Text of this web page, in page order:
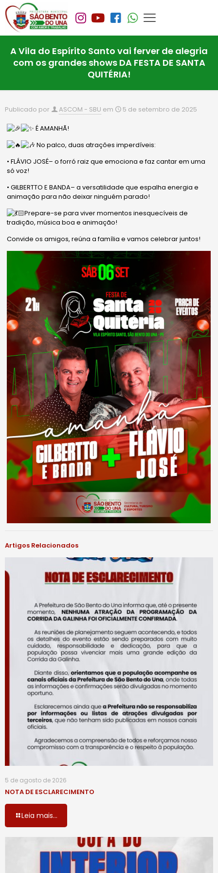
A Vila do Espírito Santo vai ferver de alegria
com os grandes shows DA FESTA DE SANTA
QUITÉRIA!
Publicado por ASCOM - SBU em 5 de setembro de 2025
É AMANHÃ!
No palco, duas atrações imperdíveis:
• FLÁVIO JOSÉ– o forró raiz que emociona e faz cantar em uma
só voz!
• GILBERTTO E BANDA– a versatilidade que espalha energia e
animação para não deixar ninguém parado!
Prepare-se para viver momentos inesquecíveis de
tradição, música boa e animação!
Convide os amigos, reúna a família e vamos celebrar juntos!
Artigos Relacionados
5 de agosto de 2026
NOTA DE ESCLARECIMENTO
Leia mais...